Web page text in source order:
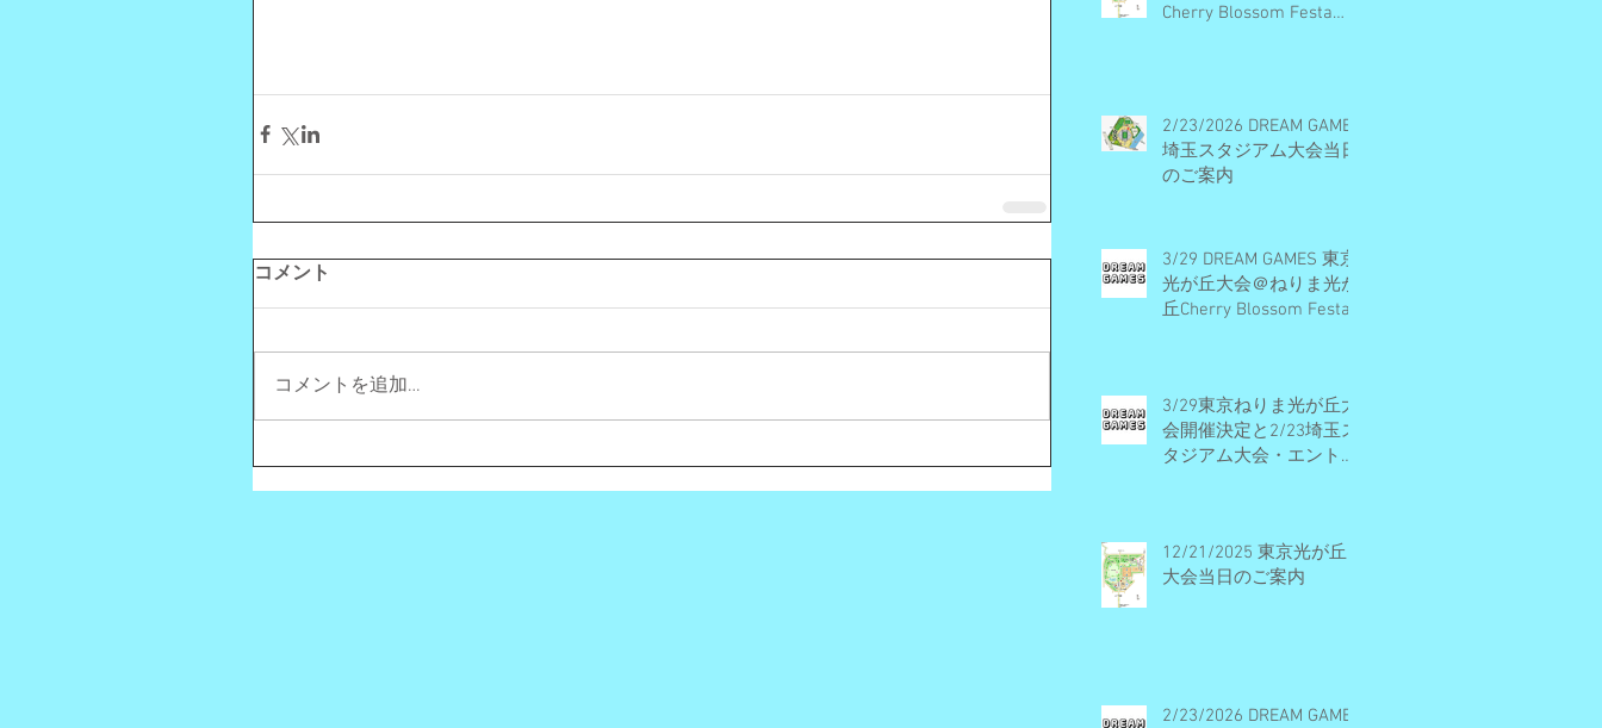
コメント
コメントを追加…
Cherry Blossom Festa
2/23/2026 DREAM GAMES
埼玉スタジアム大会当日
のご案内
3/29 DREAM GAMES 東京
光が丘大会＠ねりま光が
丘Cherry Blossom Festa
3/29東京ねりま光が丘大
会開催決定と2/23埼玉ス
タジアム大会・エントリ
12/21/2025 東京光が丘
大会当日のご案内
2/23/2026 DREAM GAMES